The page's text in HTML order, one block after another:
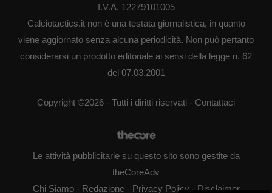
I.V.A. 12279101005
Calciotactics.it non è una testata giornalistica, in quanto
viene aggiornato senza alcuna periodicità. Non può pertanto
considerarsi un prodotto editoriale ai sensi della legge n. 62
del 07.03.2001
Copyright ©2026 - Tutti i diritti riservati - Contattaci
Le attività pubblicitarie su questo sito sono gestite da
theCoreAdv
Chi Siamo- Redazione- Privacy Policy- Disclaimer